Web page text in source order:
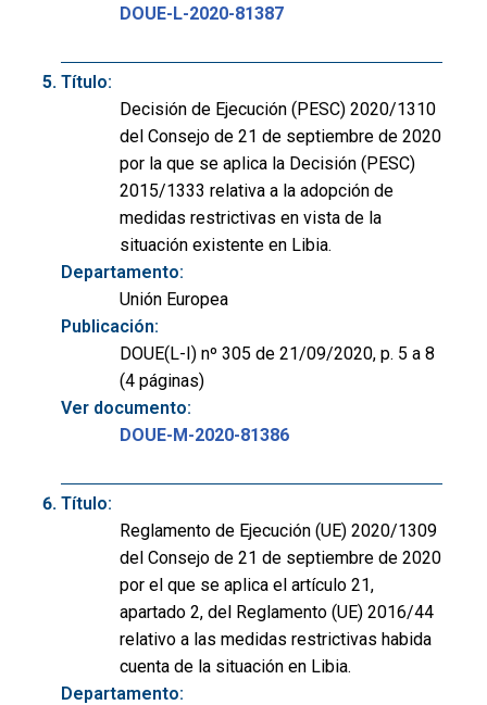
DOUE-L-2020-81387
Título:
Decisión de Ejecución (PESC) 2020/1310
del Consejo de 21 de septiembre de 2020
por la que se aplica la Decisión (PESC)
2015/1333 relativa a la adopción de
medidas restrictivas en vista de la
situación existente en Libia.
Departamento:
Unión Europea
Publicación:
DOUE(L-I) nº 305 de 21/09/2020, p. 5 a 8
(4 páginas)
Ver documento:
DOUE-M-2020-81386
Título:
Reglamento de Ejecución (UE) 2020/1309
del Consejo de 21 de septiembre de 2020
por el que se aplica el artículo 21,
apartado 2, del Reglamento (UE) 2016/44
relativo a las medidas restrictivas habida
cuenta de la situación en Libia.
Departamento: